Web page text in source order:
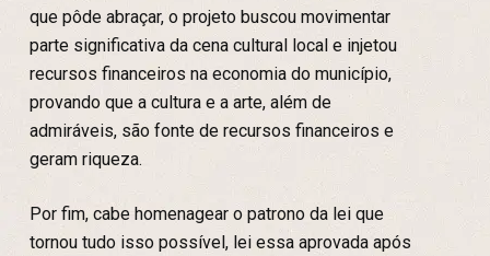
que pôde abraçar, o projeto buscou movimentar
parte significativa da cena cultural local e injetou
recursos financeiros na economia do município,
provando que a cultura e a arte, além de
admiráveis, são fonte de recursos financeiros e
geram riqueza.
Por fim, cabe homenagear o patrono da lei que
tornou tudo isso possível, lei essa aprovada após